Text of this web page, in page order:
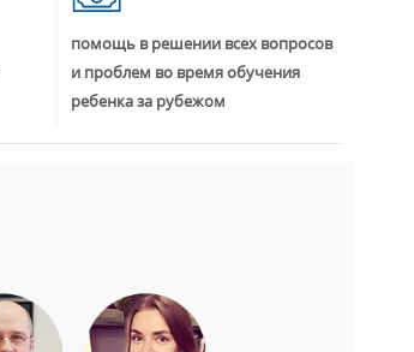
помощь в решении всех вопросов
и проблем во время обучения
ребенка за рубежом